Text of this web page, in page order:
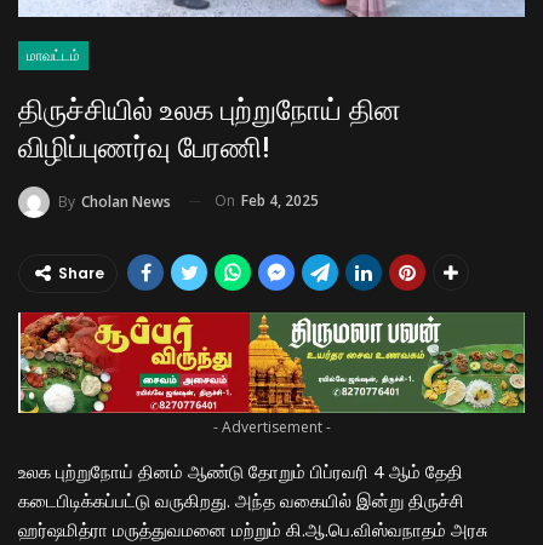
மாவட்டம்
திருச்சியில் உலக புற்றுநோய் தின
விழிப்புணர்வு பேரணி!
By Cholan News On Feb 4, 2025
Share
- Advertisement -
உலக புற்றுநோய் தினம் ஆண்டு தோறும் பிப்ரவரி 4 ஆம் தேதி
கடைபிடிக்கப்பட்டு வருகிறது. அந்த வகையில் இன்று திருச்சி
ஹர்ஷமித்ரா மருத்துவமனை மற்றும் கி.ஆ.பெ.விஸ்வநாதம் அரசு